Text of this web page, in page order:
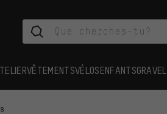
VÊTEMENTSVÉLOSENFANTSGRAVEL